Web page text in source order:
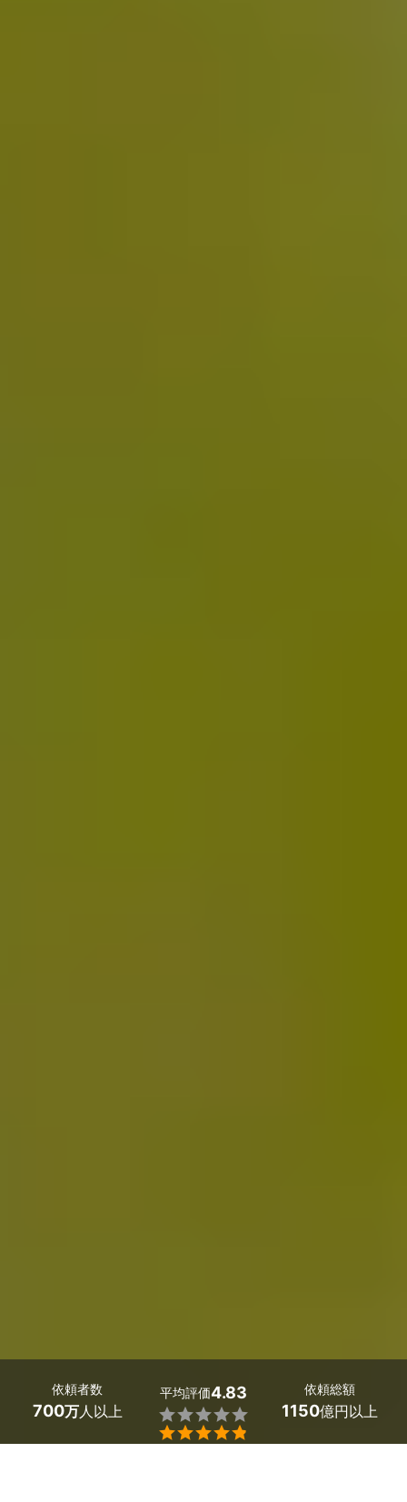
依頼者数
700万人以上
平均評価4.83


依頼総額
1150億円以上